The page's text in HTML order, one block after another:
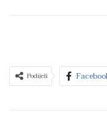
Podijeli